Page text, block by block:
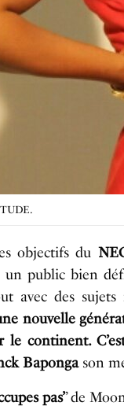
objectifs du
un public bien
avec des
nouvelle
continent.
Bapongason
pas’’ de